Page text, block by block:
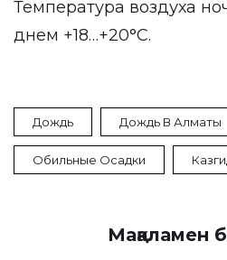
Температура воздуха
днем +18…+20°C.
Дождь Дождь В Алматы
Обильные Осадки
Мақаламен